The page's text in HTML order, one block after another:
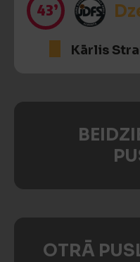
43’
Kārlis
OTRĀ